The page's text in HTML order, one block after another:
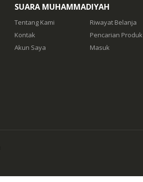
SUARA MUHAMMADIYAH
Tentang Kami
Kontak
Akun Saya
Riwayat Belanja
Pencarian Produk
Masuk